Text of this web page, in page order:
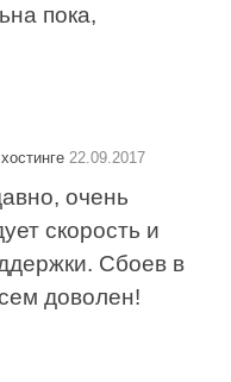
пока,
22.09.2017
очень
скорость и
Сбоев в
доволен!